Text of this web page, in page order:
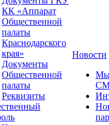
КК «Аппарат
Общественной
палаты
Краснодарского
края»
Документы
Общественной
палаты
Реквизиты
Новости